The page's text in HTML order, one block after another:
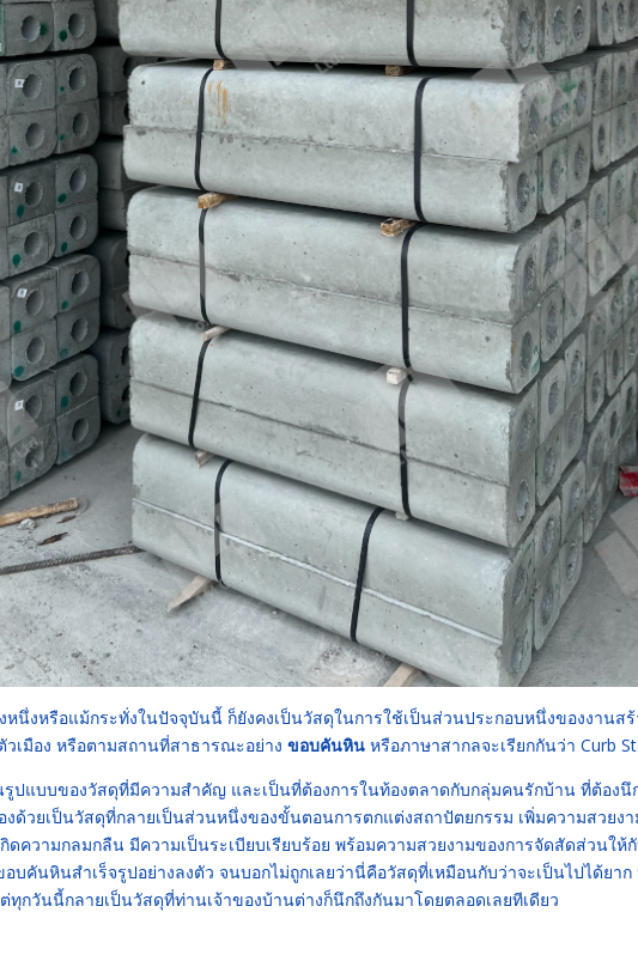
หนึ่งหรือแม้กระทั่งในปัจจุบันนี้ ก็ยังคงเป็นวัสดุในการใช้เป็นส่วนประกอบหนึ่งของงานส
เมือง หรือตามสถานที่สาธารณะอย่าง ขอบคันหิน หรือภาษาสากลจะเรียกกันว่า Curb
ปแบบของวัสดุที่มีความสำคัญ และเป็นที่ต้องการในท้องตลาดกับกลุ่มคนรักบ้าน ที่ต้องนึ
ด้วยเป็นวัสดุที่กลายเป็นส่วนหนึ่งของขั้นตอนการตกแต่งสถาปัตยกรรม เพิ่มความสวยง
ดความกลมกลืน มีความเป็นระเบียบเรียบร้อย พร้อมความสวยงามของการจัดสัดส่วนให้
คันหินสำเร็จรูปอย่างลงตัว จนบอกไม่ถูกเลยว่านี่คือวัสดุที่เหมือนกับว่าจะเป็นไปได้ยาก
ทุกวันนี้กลายเป็นวัสดุที่ท่านเจ้าของบ้านต่างก็นึกถึงกันมาโดยตลอดเลยทีเดียว